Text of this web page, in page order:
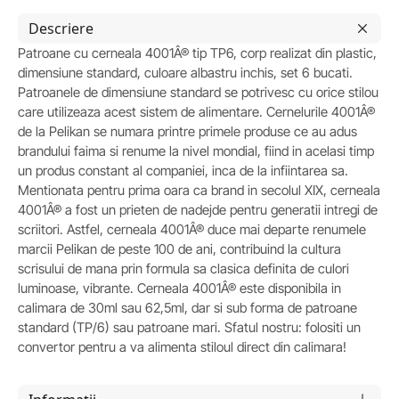
Descriere
Patroane cu cerneala 4001Â® tip TP6, corp realizat din plastic,
dimensiune standard, culoare albastru inchis, set 6 bucati.
Patroanele de dimensiune standard se potrivesc cu orice stilou
care utilizeaza acest sistem de alimentare. Cernelurile 4001Â®
de la Pelikan se numara printre primele produse ce au adus
brandului faima si renume la nivel mondial, fiind in acelasi timp
un produs constant al companiei, inca de la infiintarea sa.
Mentionata pentru prima oara ca brand in secolul XIX, cerneala
4001Â® a fost un prieten de nadejde pentru generatii intregi de
scriitori. Astfel, cerneala 4001Â® duce mai departe renumele
marcii Pelikan de peste 100 de ani, contribuind la cultura
scrisului de mana prin formula sa clasica definita de culori
luminoase, vibrante. Cerneala 4001Â® este disponibila in
calimara de 30ml sau 62,5ml, dar si sub forma de patroane
standard (TP/6) sau patroane mari. Sfatul nostru: folositi un
convertor pentru a va alimenta stiloul direct din calimara!